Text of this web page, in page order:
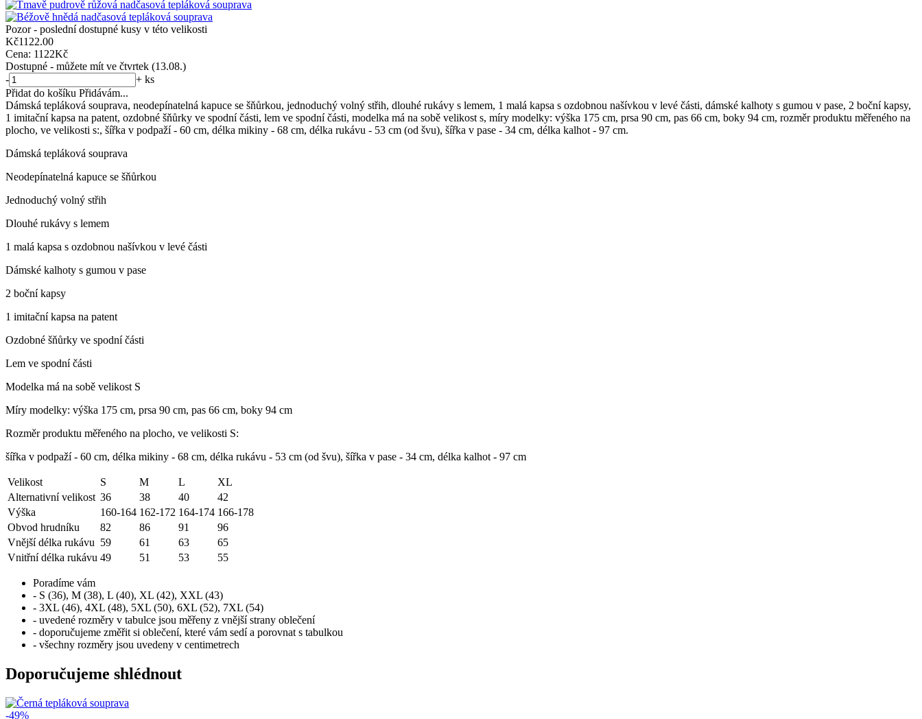
Pozor- poslední dostupné kusy v této velikosti
Kč1122.00
Cena: 1122Kč
Dostupné - můžete mít ve čtvrtek (13.08.)
-
+ ks
Přidat do košíku Přidávám...
Dámská tepláková souprava, neodepínatelná kapuce se šňůrkou, jednoduchý volný střih, dlouhé rukávy s lemem, 1 malá kapsa s ozdobnou našívkou v levé části, dámské kalhoty s gumou v pase, 2 boční kapsy,
1 imitační kapsa na patent, ozdobné šňůrky ve spodní části, lem ve spodní části, modelka má na sobě velikost s, míry modelky: výška 175 cm, prsa 90 cm, pas 66 cm, boky 94 cm, rozměr produktu měřeného na
plocho, ve velikosti s:, šířka v podpaží - 60 cm, délka mikiny - 68 cm, délka rukávu - 53 cm (od švu), šířka v pase - 34 cm, délka kalhot - 97 cm.
Dámská tepláková souprava
Neodepínatelná kapuce se šňůrkou
Jednoduchý volný střih
Dlouhé rukávy s lemem
1 malá kapsa s ozdobnou našívkou v levé části
Dámské kalhoty s gumou v pase
2 boční kapsy
1 imitační kapsa na patent
Ozdobné šňůrky ve spodní části
Lem ve spodní části
Modelka má na sobě velikost S
Míry modelky: výška 175 cm, prsa 90 cm, pas 66 cm, boky 94 cm
Rozměr produktu měřeného na plocho, ve velikosti S:
šířka v podpaží - 60 cm, délka mikiny - 68 cm, délka rukávu - 53 cm (od švu), šířka v pase - 34 cm, délka kalhot - 97 cm
Velikost S M L
XL
Alternativní velikost 36 38 40
42
Výška
160-164 162-172 164-174 166-178
Obvod hrudníku
82 86 91
96
Vnější délka rukávu 59 61 63
65
Vnitřní délka rukávu 49 51 53 55
Poradíme vám
- S (36), M (38), L (40), XL (42), XXL (43)
- 3XL (46), 4XL (48), 5XL (50), 6XL (52), 7XL (54)
- uvedené rozměry v tabulce jsou měřeny z vnější strany oblečení
- doporučujeme změřit si oblečení, které vám sedí a porovnat s tabulkou
- všechny rozměry jsou uvedeny v centimetrech
Doporučujeme shlédnout
-49%